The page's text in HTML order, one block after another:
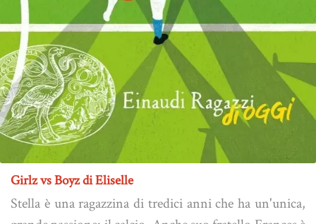
Girlz vs Boyz di Eliselle
Stella è una ragazzina di tredici anni che ha un'unica,